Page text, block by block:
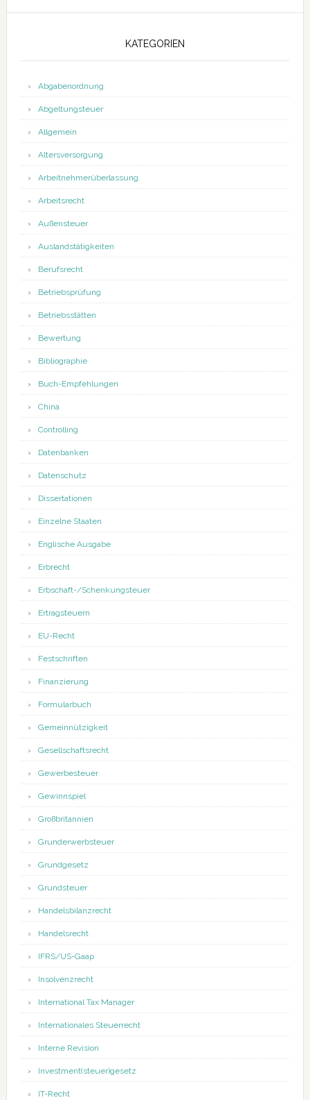
KATEGORIEN
Abgabenordnung
Abgeltungsteuer
Allgemein
Altersversorgung
Arbeitnehmerüberlassung
Arbeitsrecht
Außensteuer
Auslandstätigkeiten
Berufsrecht
Betriebsprüfung
Betriebsstätten
Bewertung
Bibliographie
Buch-Empfehlungen
China
Controlling
Datenbanken
Datenschutz
Dissertationen
Einzelne Staaten
Englische Ausgabe
Erbrecht
Erbschaft-/Schenkungsteuer
Ertragsteuern
EU-Recht
Festschriften
Finanzierung
Formularbuch
Gemeinnützigkeit
Gesellschaftsrecht
Gewerbesteuer
Gewinnspiel
Großbritannien
Grunderwerbsteuer
Grundgesetz
Grundsteuer
Handelsbilanzrecht
Handelsrecht
IFRS/US-Gaap
Insolvenzrecht
International Tax Manager
Internationales Steuerrecht
Interne Revision
Investment(steuer)gesetz
IT-Recht